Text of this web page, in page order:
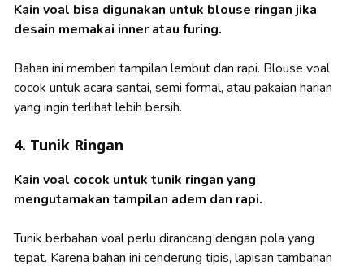
Kain voal bisa digunakan untuk blouse ringan jika
desain memakai inner atau furing.
Bahan ini memberi tampilan lembut dan rapi. Blouse voal
cocok untuk acara santai, semi formal, atau pakaian harian
yang ingin terlihat lebih bersih.
4. Tunik Ringan
Kain voal cocok untuk tunik ringan yang
mengutamakan tampilan adem dan rapi.
Tunik berbahan voal perlu dirancang dengan pola yang
tepat. Karena bahan ini cenderung tipis, lapisan tambahan